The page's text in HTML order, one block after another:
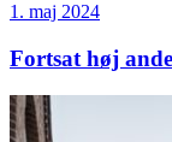
1. maj 2024
Fortsat høj